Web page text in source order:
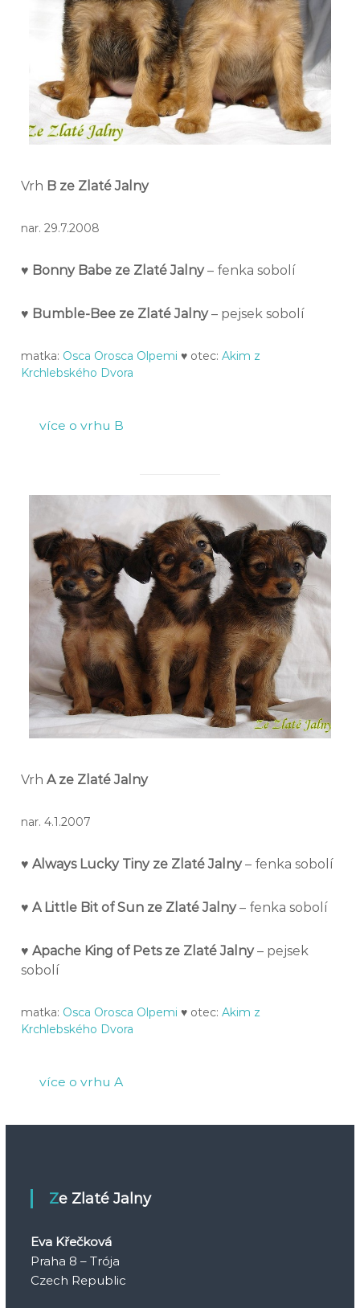
Vrh B ze Zlaté Jalny
nar. 29.7.2008
♥ Bonny Babe ze Zlaté Jalny – fenka sobolí
♥ Bumble-Bee ze Zlaté Jalny – pejsek sobolí
matka: Osca Orosca Olpemi ♥ otec:Akim z
Krchlebského Dvora
více o vrhu B
VrhA ze Zlaté Jalny
nar. 4.1.2007
♥Always Lucky Tiny ze Zlaté Jalny – fenka sobolí
♥A Little Bit of Sun ze Zlaté Jalny – fenka sobolí
♥Apache King of Pets ze Zlaté Jalny – pejsek
sobolí
matka: Osca Orosca Olpemi ♥ otec:Akim z
Krchlebského Dvora
více o vrhu A
Ze Zlaté Jalny
Eva Křečková
Praha 8 – Trója
Czech Republic